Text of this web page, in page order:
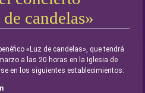
candelas»
«Luz de candelas», que tendrá
a las 20 horas en la Iglesia de
en los siguientes establecimientos: